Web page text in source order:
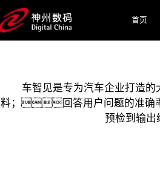
首页
升级。
车智见是专为汽车企业打造
料；回答用户问题的准
预检到输